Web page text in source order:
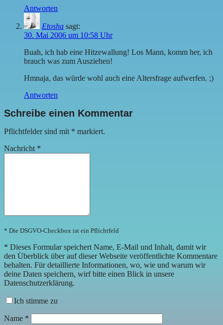
Antworten
Etosha sagt:
30. Mai 2006 um 10:58 Uhr
Buah, ich hab eine Hitzewallung! Los Mann, komm her, ich
brauch was zum Ausziehen!
Hmnaja, das würde wohl auch eine Altersfrage aufwerfen. ;)
Antworten
Schreibe einen Kommentar
Pflichtfelder sind mit * markiert.
Nachricht *
* Die DSGVO-Checkbox ist ein Pflichtfeld
* Dieses Formular speichert Name, E-Mail und Inhalt, damit wir
den Überblick über auf dieser Webseite veröffentlichte Kommentare
behalten. Für detaillierte Informationen, wo, wie und warum wir
deine Daten speichern, wirf bitte einen Blick in unsere
Datenschutzerklärung.
Ich stimme zu
Name *